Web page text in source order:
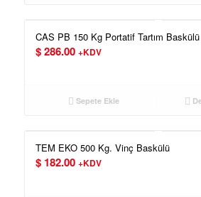
CAS PB 150 Kg Portatif Tartım Baskülü
$286.00 +KDV
Sepete Ekle
TEM EKO 500 Kg. Vinç Baskülü
$182.00 +KDV